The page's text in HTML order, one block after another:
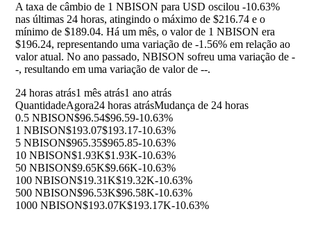
A taxa de câmbio de 1 NBISON para USD oscilou -10.63%
nas últimas 24 horas, atingindo o máximo de $216.74 e o
mínimo de $189.04. Há um mês, o valor de 1 NBISON era
$196.24, representando uma variação de -1.56% em relação ao
valor atual. No ano passado, NBISON sofreu uma variação de -
-, resultando em uma variação de valor de --.
24 horas atrás1 mês atrás1 ano atrás
QuantidadeAgora24 horas atrásMudança de 24 horas
0.5 NBISON$96.54$96.59-10.63%
1 NBISON$193.07$193.17-10.63%
5 NBISON$965.35$965.85-10.63%
10 NBISON$1.93K$1.93K-10.63%
50 NBISON$9.65K$9.66K-10.63%
100 NBISON$19.31K$19.32K-10.63%
500 NBISON$96.53K$96.58K-10.63%
1000 NBISON$193.07K$193.17K-10.63%